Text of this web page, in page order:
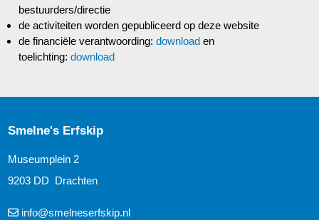
bestuurders/directie
de activiteiten worden gepubliceerd op deze website
de financiële verantwoording:download en
toelichting:download
Smelne's Erfskip
Museumplein 2
9203 DD Drachten
info@smelneserfskip.nl